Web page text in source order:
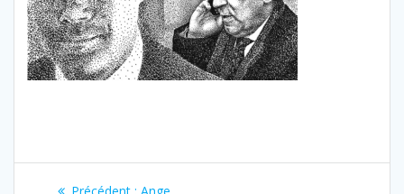
NavigationArticle